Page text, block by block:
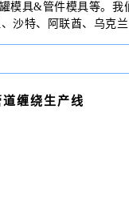
模具&管件模具等。我
沙特、阿联酋、乌克
缠绕生产线